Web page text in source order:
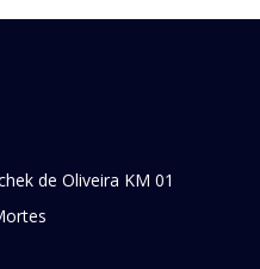
de Oliveira KM 01